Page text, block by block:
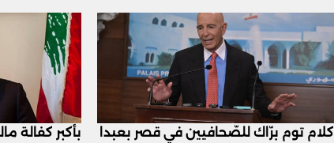
كلام توم برّاك للصّحافيين في قصر بعبدا
بأكبر كفالة